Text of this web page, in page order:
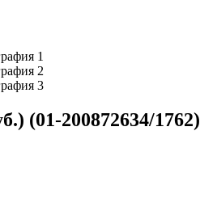
(01-200872634/1762)